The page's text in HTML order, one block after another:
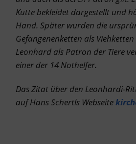
Kutte bekleidet dargestellt und
Hand. Später wurden die
Gefangenenketten als
Leonhard als Patron der Tiere
einer der 14 Nothelfer.
Das Zitat über den Leonhardi-
auf Hans Schertls Webseite